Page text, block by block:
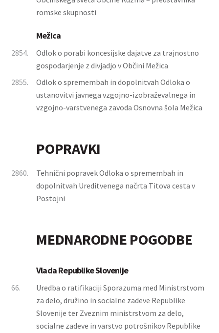
romske skupnosti
Mežica
2854.
Odlok o porabi koncesijske dajatve za trajnostno
gospodarjenje z divjadjo v Občini Mežica
2855.
Odlok o spremembah in dopolnitvah Odloka o
ustanovitvi javnega vzgojno-izobraževalnega in
vzgojno-varstvenega zavoda Osnovna šola Mežica
POPRAVKI
2860.
Tehnični popravek Odloka o spremembah in
dopolnitvah Ureditvenega načrta Titova cesta v
Postojni
MEDNARODNE POGODBE
Vlada Republike Slovenije
66.
Uredba o ratifikaciji Sporazuma med Ministrstvom
za delo, družino in socialne zadeve Republike
Slovenije ter Zveznim ministrstvom za delo,
socialne zadeve in varstvo potrošnikov Republike